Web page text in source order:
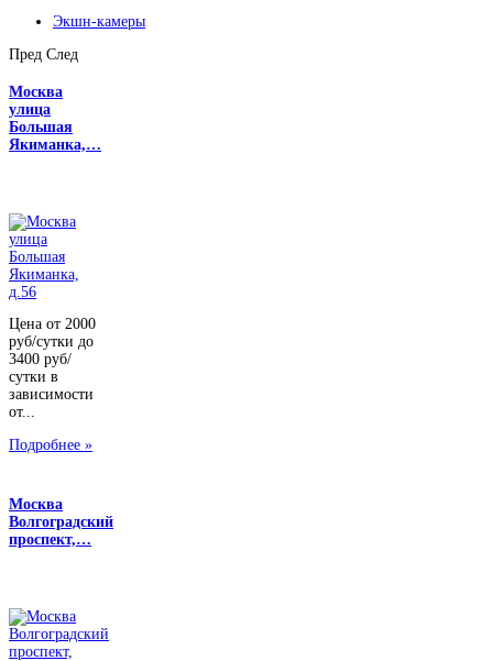
Экшн-камеры
Пред След
Москва
улица
Большая
Якиманка,…
Цена от 2000
руб/сутки до
3400 руб/
сутки в
зависимости
от...
Подробнее »
Москва
Волгоградский
проспект,…